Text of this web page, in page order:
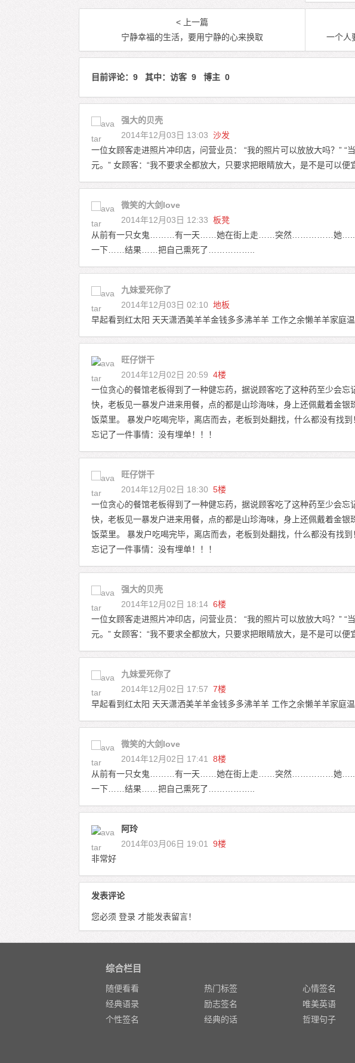
< 上一篇
宁静幸福的生活，要用宁静的心来换取
一个人
目前评论：9 其中：访客 9 博主 0
强大的贝壳
2014年12月03日 13:03 沙发
一位女顾客走进照片冲印店，问营业员： “我的照片可以放放大吗？” “
元。” 女顾客：“我不要求全都放大，只要求把眼睛放大，是不是可以便
微笑的大剑love
2014年12月03日 12:33 板凳
从前有一只女鬼………有一天……她在街上走……突然……………她…..
一下……结果……把自己熏死了……………..
九妹爱死你了
2014年12月03日 02:10 地板
早起看到红太阳 天天潇洒美羊羊金钱多多沸羊羊 工作之余懒羊羊家庭
旺仔饼干
2014年12月02日 20:59 4楼
一位贪心的餐馆老板得到了一种健忘药，据说顾客吃了这种药至少会
快，老板见一暴发户进来用餐，点的都是山珍海味，身上还佩戴着金
饭菜里。 暴发户吃喝完毕，离店而去，老板到处翻找，什么都没有找
忘记了一件事情：没有埋单！！！
旺仔饼干
2014年12月02日 18:30 5楼
一位贪心的餐馆老板得到了一种健忘药，据说顾客吃了这种药至少会
快，老板见一暴发户进来用餐，点的都是山珍海味，身上还佩戴着金
饭菜里。 暴发户吃喝完毕，离店而去，老板到处翻找，什么都没有找
忘记了一件事情：没有埋单！！！
强大的贝壳
2014年12月02日 18:14 6楼
一位女顾客走进照片冲印店，问营业员： “我的照片可以放放大吗？” “
元。” 女顾客：“我不要求全都放大，只要求把眼睛放大，是不是可以便
九妹爱死你了
2014年12月02日 17:57 7楼
早起看到红太阳 天天潇洒美羊羊金钱多多沸羊羊 工作之余懒羊羊家庭
微笑的大剑love
2014年12月02日 17:41
8楼
从前有一只女鬼………有一天……她在街上走……突然……………她…..
一下……结果……把自己熏死了……………..
阿玲
2014年03月06日 19:01
9楼
非常好
发表评论
您必须 登录 才能发表留言！
综合栏目
随便看看 热门标签
心情签名
经典语录
励志签名
唯美英语
个性签名
经典的话 哲理句子